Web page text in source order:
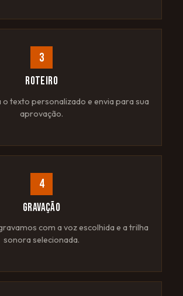
3
ROTEIRO
o texto personalizado e envia para sua
aprovação.
4
GRAVAÇÃO
com a voz escolhida e a trilha
sonora selecionada.